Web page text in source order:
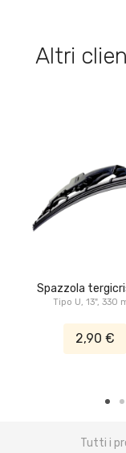
Altri
Spazzola
Tipo U, 13", 330
2,90 €
Tutti i